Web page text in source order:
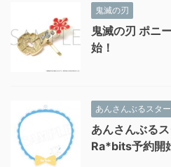
鬼滅の刃
鬼滅の刃 ポニ
始！
あんさんぶるスター
あんさんぶる
Ra*bits予約開